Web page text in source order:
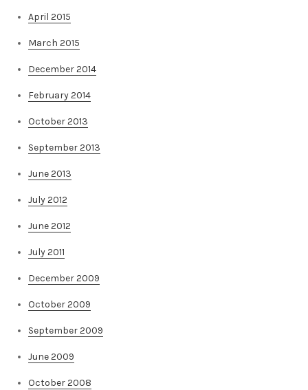
April 2015
March 2015
December 2014
February 2014
October 2013
September 2013
June 2013
July 2012
June 2012
July 2011
December 2009
October 2009
September 2009
June 2009
October 2008